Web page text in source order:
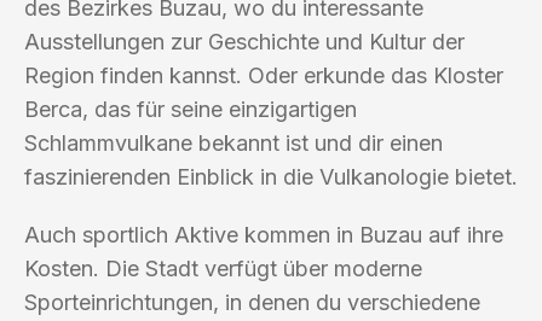
des Bezirkes Buzau, wo du interessante
Ausstellungen zur Geschichte und Kultur der
Region finden kannst. Oder erkunde das Kloster
Berca, das für seine einzigartigen
Schlammvulkane bekannt ist und dir einen
faszinierenden Einblick in die Vulkanologie bietet.
Auch sportlich Aktive kommen in Buzau auf ihre
Kosten. Die Stadt verfügt über moderne
Sporteinrichtungen, in denen du verschiedene